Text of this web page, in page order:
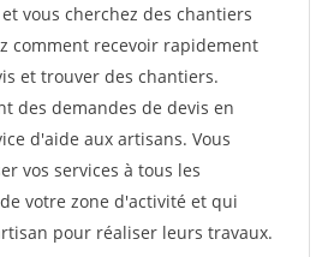
vous cherchez des chantiers
comment recevoir rapidement
et trouver des chantiers.
des demandes de devis en
d'aide aux artisans. Vous
vos services à tous les
votre zone d'activité et qui
pour réaliser leurs travaux.